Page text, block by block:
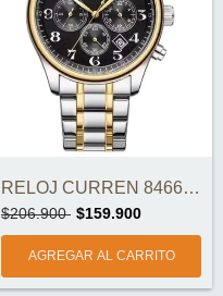
RELOJ CURREN 8466-4 ORIGINAL
$206.900 $159.900